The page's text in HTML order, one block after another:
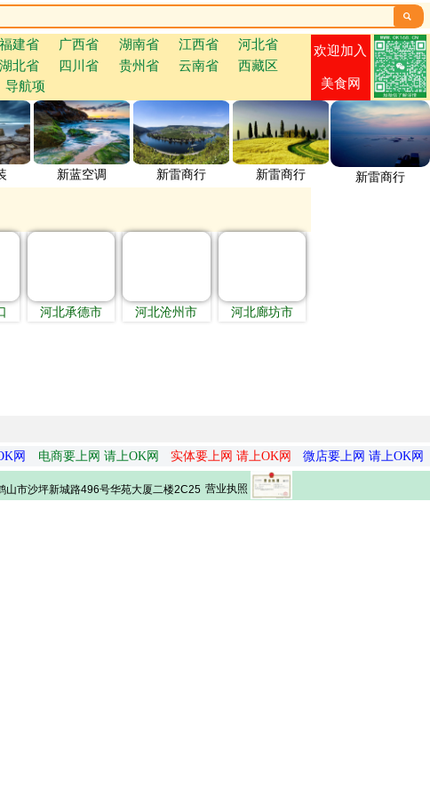

福建省 广西省 湖南省 江西省
河北省
湖北省 四川省 贵州省 云南省
西藏区
导航项
欢迎加入
美食网
新蓝空调 新雷商行 新雷商行 新雷商行
河北承德市 河北沧州市 河北廊坊市
网 电商要上网 请上OK网 实体要上网 请上OK网 微店要上网 请上OK网
山市沙坪新城路496号华苑大厦二楼2C25 营业执照